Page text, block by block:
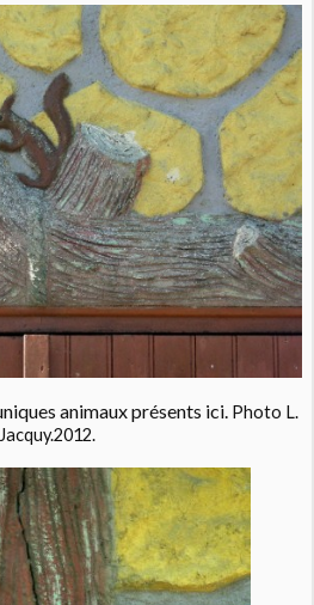
animaux présents ici. Photo L.
Jacquy.2012.